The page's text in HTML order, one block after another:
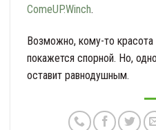
ComeUP.Winch.
Возможно, кому-то красота
покажется спорной. Но,
оставит равнодушным.